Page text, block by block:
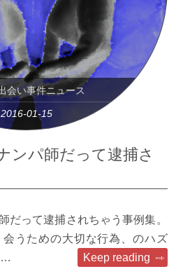
会い事件ニュース
2016-01-15
ンパ師だって逮捕さ
だって逮捕されちゃう事例集。
うための大切な行為、のハズ
…
Keep reading